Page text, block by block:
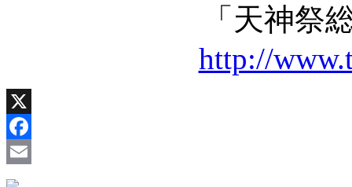
「天神祭
http://
X
Facebook
Email